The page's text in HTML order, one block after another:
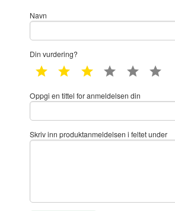
Navn
Din vurdering?
1 star 2 star 3 star 4 star 5 star
Oppgi en tittel for anmeldelsen din
Skriv inn produktanmeldelsen i feltet under